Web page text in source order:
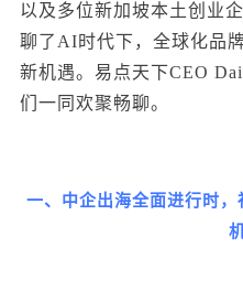
以及多位新加坡本土创业
聊了AI时代下，全球化品
新机遇。易点天下CEO
们一同欢聚畅聊。
一、中企出海全面进行时，